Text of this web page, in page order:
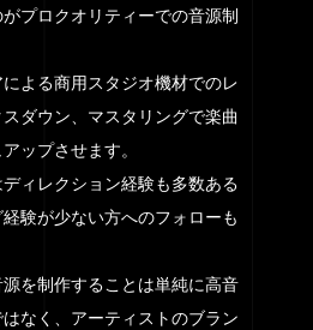
プロクオリティーでの音源制
よる商用スタジオ機材でのレ
ダウン、マスタリングで楽曲
ップさせます。
ィレクション経験も多数ある
験が少ない方へのフォローも
を制作することは単純に高音
なく、アーティストのブラン